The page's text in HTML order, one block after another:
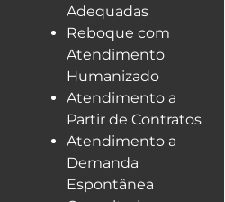
Adequadas
Reboque com
Atendimento
Humanizado
Atendimento a
Partir de Contratos
Atendimento a
Demanda
Espontânea